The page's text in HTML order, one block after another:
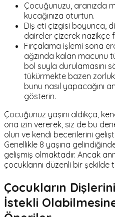
Çocuğunuzu, aranızda
kucağınıza oturtun.
Diş eti çizgisi boyunca,
daireler çizerek nazikçe
Fırçalama işlemi sona
ağzında kalan macunu
bol suyla durulamasını
tükürmekte bazen
bunu nasıl yapacağını
gösterin.
Çocuğunuz yaşını aldıkça,
ona izin vererek, siz de bu
olun ve kendi becerilerini
Genellikle 8 yaşına
gelişmiş olmaktadır. Ancak
çocuklarını düzenli bir
Çocukların
İstekli